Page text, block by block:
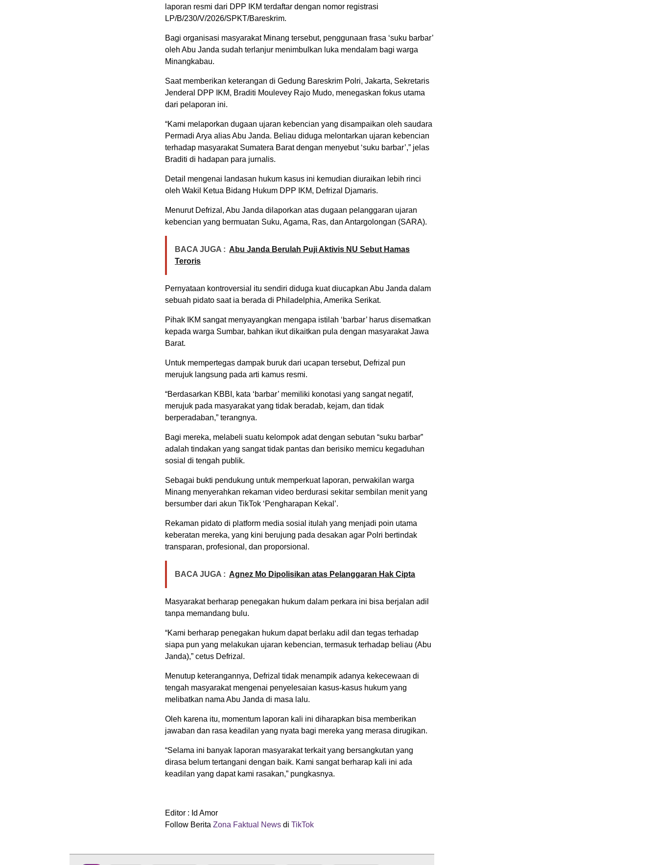
laporan resmi dari DPP IKM terdaftar dengan nomor registrasi
LP/B/230/V/2026/SPKT/Bareskrim.
Bagi organisasi masyarakat Minang tersebut, penggunaan frasa ‘suku barbar’
oleh Abu Janda sudah terlanjur menimbulkan luka mendalam bagi warga
Minangkabau.
Saat memberikan keterangan di Gedung Bareskrim Polri, Jakarta, Sekretaris
Jenderal DPP IKM, Braditi Moulevey Rajo Mudo, menegaskan fokus utama
dari pelaporan ini.
“Kami melaporkan dugaan ujaran kebencian yang disampaikan oleh saudara
Permadi Arya alias Abu Janda. Beliau diduga melontarkan ujaran kebencian
terhadap masyarakat Sumatera Barat dengan menyebut ‘suku barbar’,” jelas
Braditi di hadapan para jurnalis.
Detail mengenai landasan hukum kasus ini kemudian diuraikan lebih rinci
oleh Wakil Ketua Bidang Hukum DPP IKM, Defrizal Djamaris.
Menurut Defrizal, Abu Janda dilaporkan atas dugaan pelanggaran ujaran
kebencian yang bermuatan Suku, Agama, Ras, dan Antargolongan (SARA).
BACA JUGA : Abu Janda Berulah Puji Aktivis NU Sebut Hamas
Teroris
Pernyataan kontroversial itu sendiri diduga kuat diucapkan Abu Janda dalam
sebuah pidato saat ia berada di Philadelphia, Amerika Serikat.
Pihak IKM sangat menyayangkan mengapa istilah ‘barbar’ harus disematkan
kepada warga Sumbar, bahkan ikut dikaitkan pula dengan masyarakat Jawa
Barat.
Untuk mempertegas dampak buruk dari ucapan tersebut, Defrizal pun
merujuk langsung pada arti kamus resmi.
“Berdasarkan KBBI, kata ‘barbar’ memiliki konotasi yang sangat negatif,
merujuk pada masyarakat yang tidak beradab, kejam, dan tidak
berperadaban,” terangnya.
Bagi mereka, melabeli suatu kelompok adat dengan sebutan “suku barbar”
adalah tindakan yang sangat tidak pantas dan berisiko memicu kegaduhan
sosial di tengah publik.
Sebagai bukti pendukung untuk memperkuat laporan, perwakilan warga
Minang menyerahkan rekaman video berdurasi sekitar sembilan menit yang
bersumber dari akun TikTok ‘Pengharapan Kekal’.
Rekaman pidato di platform media sosial itulah yang menjadi poin utama
keberatan mereka, yang kini berujung pada desakan agar Polri bertindak
transparan, profesional, dan proporsional.
BACA JUGA : Agnez Mo Dipolisikan atas Pelanggaran Hak Cipta
Masyarakat berharap penegakan hukum dalam perkara ini bisa berjalan adil
tanpa memandang bulu.
“Kami berharap penegakan hukum dapat berlaku adil dan tegas terhadap
siapa pun yang melakukan ujaran kebencian, termasuk terhadap beliau (Abu
Janda),” cetus Defrizal.
Menutup keterangannya, Defrizal tidak menampik adanya kekecewaan di
tengah masyarakat mengenai penyelesaian kasus-kasus hukum yang
melibatkan nama Abu Janda di masa lalu.
Oleh karena itu, momentum laporan kali ini diharapkan bisa memberikan
jawaban dan rasa keadilan yang nyata bagi mereka yang merasa dirugikan.
“Selama ini banyak laporan masyarakat terkait yang bersangkutan yang
dirasa belum tertangani dengan baik. Kami sangat berharap kali ini ada
keadilan yang dapat kami rasakan,” pungkasnya.
Editor : Id Amor
Follow Berita Zona Faktual News di TikTok